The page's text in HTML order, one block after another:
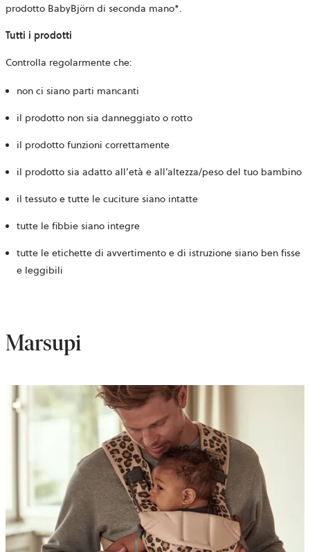
prodotto BabyBjörn di seconda mano*.
Tutti i prodotti
Controlla regolarmente che:
non ci siano parti mancanti
il prodotto non sia danneggiato o rotto
il prodotto funzioni correttamente
il prodotto sia adatto all’età e all’altezza/peso del tuo bambino
il tessuto e tutte le cuciture siano intatte
tutte le fibbie siano integre
tutte le etichette di avvertimento e di istruzione siano ben fisse
e leggibili
Marsupi